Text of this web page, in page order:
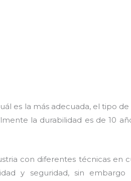
es la más adecuada, el tipo
la durabilidad es de 10
con diferentes técnicas en
y seguridad, sin